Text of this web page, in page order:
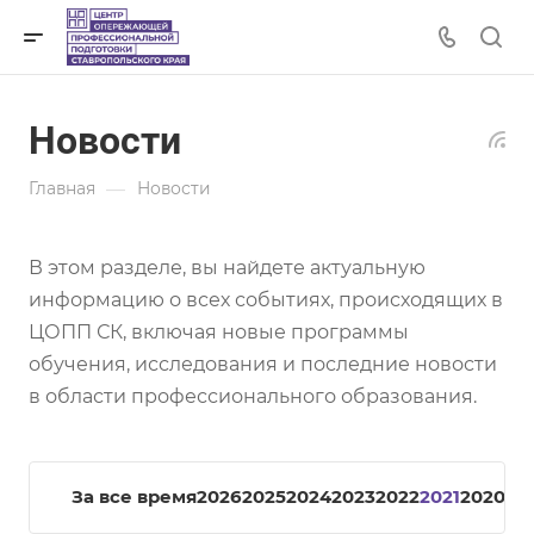
Новости
Главная — Новости
В этом разделе, вы найдете актуальную
информацию о всех событиях, происходящих в
ЦОПП СК, включая новые программы
обучения, исследования и последние новости
в области профессионального образования.
За все время2026202520242023202220212020